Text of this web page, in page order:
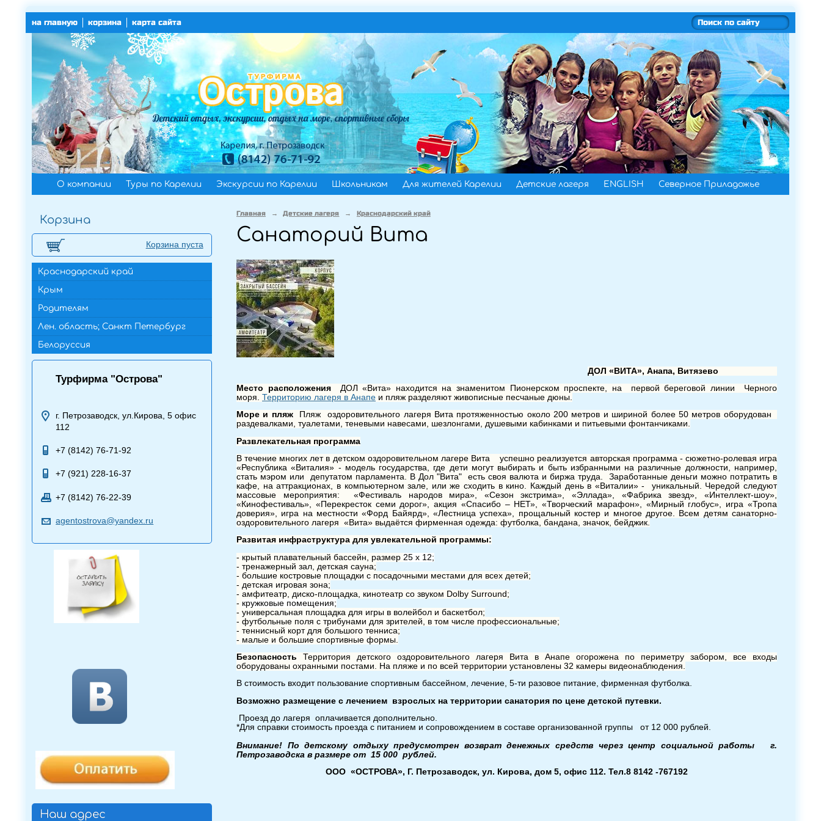
на главную корзина карта сайта
О компании Туры по Карелии Экскурсии по Карелии Школьникам Для жителей Карелии Детские лагеря ENGLISH Северное Приладожье
Корзина
Корзина пуста
Краснодарский край
Крым
Родителям
Лен. область; Санкт Петербург
Белоруссия
Турфирма "Острова"
г. Петрозаводск, ул.Кирова, 5 офис
112
+7 (8142) 76-71-92
+7 (921) 228-16-37
+7 (8142) 76-22-39
agentostrova@yandex.ru
Наш адрес
Главная → Детские лагеря → Краснодарский край
Санаторий Вита
ДОЛ «ВИТА», Анапа, Витязево
Место расположения ДОЛ «Вита» находится на знаменитом Пионерском проспекте, на первой береговой линии Черного
моря. Территорию лагеря в Анапе и пляж разделяют живописные песчаные дюны.
Море и пляж
Пляж оздоровительного лагеря Вита протяженностью около 200 метров и шириной более 50 метров оборудован
раздевалками, туалетами, теневыми навесами, шезлонгами, душевыми кабинками и питьевыми фонтанчиками.
Развлекательная программа
В течение многих лет в детском оздоровительном лагере Вита успешно реализуется авторская программа - сюжетно-ролевая игра
«Республика «Виталия» - модель государства, где дети могут выбирать и быть избранными на различные должности, например,
стать мэром или депутатом парламента. В Дол "Вита" есть своя валюта и биржа труда. Заработанные деньги можно потратить в
кафе, на аттракционах, в компьютерном зале, или же сходить в кино. Каждый день в «Виталии» - уникальный. Чередой следуют
массовые мероприятия: «Фестиваль народов мира», «Сезон экстрима», «Эллада», «Фабрика звезд», «Интеллект-шоу»,
«Кинофестиваль», «Перекресток семи дорог», акция «Спасибо – НЕТ», «Творческий марафон», «Мирный глобус», игра «Тропа
доверия», игра на местности «Форд Байярд», «Лестница успеха», прощальный костер и многое другое. Всем детям санаторно-
оздоровительного лагеря «Вита» выдаётся фирменная одежда: футболка, бандана, значок, бейджик.
Развитая инфраструктура для увлекательной программы:
- крытый плавательный бассейн, размер 25 х 12;
- тренажерный зал, детская сауна;
- большие костровые площадки с посадочными местами для всех детей;
- детская игровая зона;
- амфитеатр, диско-площадка, кинотеатр со звуком Dolby Surround;
- кружковые помещения;
- универсальная площадка для игры в волейбол и баскетбол;
- футбольные поля с трибунами для зрителей, в том числе профессиональные;
- теннисный корт для большого тенниса;
- малые и большие спортивные формы.
Безопасность Территория детского оздоровительного лагеря Вита в Анапе огорожена по периметру забором, все входы
оборудованы охранными постами. На пляже и по всей территории установлены 32 камеры видеонаблюдения.
В стоимость входит пользование спортивным бассейном, лечение, 5-ти разовое питание, фирменная футболка.
Возможно размещение с лечением взрослых на территории санатория по цене детской путевки.
Проезд до лагеря оплачивается дополнительно.
*Для справки стоимость проезда с питанием и сопровождением в составе организованной группы от 12 000 рублей.
Внимание! По детскому отдыху предусмотрен возврат денежных средств через центр социальной работы г.
Петрозаводска в размере от 15 000 рублей.
ООО «ОСТРОВА», Г. Петрозаводск, ул. Кирова, дом 5, офис 112. Тел.8 8142 -767192